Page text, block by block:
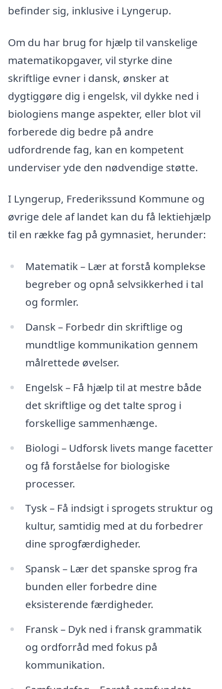
befinder sig, inklusive i Lyngerup.
Om du har brug for hjælp til vanskelige
matematikopgaver, vil styrke dine
skriftlige evner i dansk, ønsker at
dygtiggøre dig i engelsk, vil dykke ned i
biologiens mange aspekter, eller blot vil
forberede dig bedre på andre
udfordrende fag, kan en kompetent
underviser yde den nødvendige støtte.
I Lyngerup, Frederikssund Kommune og
øvrige dele af landet kan du få lektiehjælp
til en række fag på gymnasiet, herunder:
Matematik – Lær at forstå komplekse
begreber og opnå selvsikkerhed i tal
og formler.
Dansk – Forbedr din skriftlige og
mundtlige kommunikation gennem
målrettede øvelser.
Engelsk – Få hjælp til at mestre både
det skriftlige og det talte sprog i
forskellige sammenhænge.
Biologi – Udforsk livets mange facetter
og få forståelse for biologiske
processer.
Tysk – Få indsigt i sprogets struktur og
kultur, samtidig med at du forbedrer
dine sprogfærdigheder.
Spansk – Lær det spanske sprog fra
bunden eller forbedre dine
eksisterende færdigheder.
Fransk – Dyk ned i fransk grammatik
og ordforråd med fokus på
kommunikation.